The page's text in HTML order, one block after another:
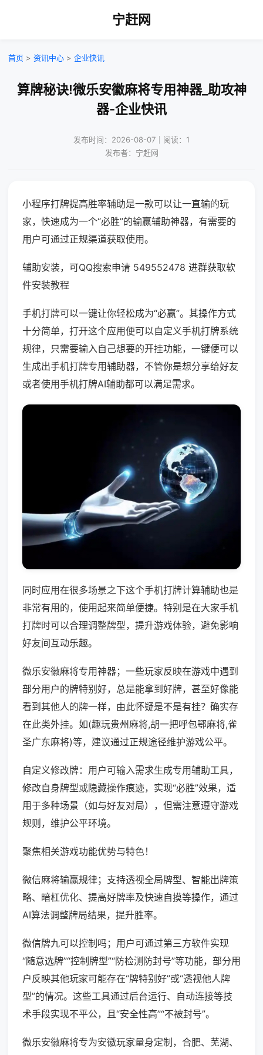
宁赶网
首页 > 资讯中心 > 企业快讯
算牌秘诀!微乐安徽麻将专用神器_助攻神
器-企业快讯
发布时间：2026-08-07｜阅读：1
发布者：宁赶网
小程序打牌提高胜率辅助是一款可以让一直输的玩
家，快速成为一个“必胜”的输赢辅助神器，有需要的
用户可通过正规渠道获取使用。
辅助安装，可QQ搜索申请 549552478 进群获取软
件安装教程
手机打牌可以一键让你轻松成为“必赢”。其操作方式
十分简单，打开这个应用便可以自定义手机打牌系统
规律，只需要输入自己想要的开挂功能，一键便可以
生成出手机打牌专用辅助器，不管你是想分享给好友
或者使用手机打牌AI辅助都可以满足需求。
同时应用在很多场景之下这个手机打牌计算辅助也是
非常有用的，使用起来简单便捷。特别是在大家手机
打牌时可以合理调整牌型，提升游戏体验，避免影响
好友间互动乐趣。
微乐安徽麻将专用神器；一些玩家反映在游戏中遇到
部分用户的牌特别好，总是能拿到好牌，甚至好像能
看到其他人的牌一样，由此怀疑是不是有挂？确实存
在此类外挂。如(趣玩贵州麻将,胡一把呼包鄂麻将,雀
圣广东麻将)等，建议通过正规途径维护游戏公平。
自定义修改牌：用户可输入需求生成专用辅助工具，
修改自身牌型或隐藏操作痕迹，实现“必胜”效果，适
用于多种场景（如与好友对局），但需注意遵守游戏
规则，维护公平环境。
聚焦相关游戏功能优势与特色！
微信麻将输赢规律；支持透视全局牌型、智能出牌策
略、暗杠优化、提高好牌率及快速自摸等操作，通过
AI算法调整牌局结果，提升胜率。
微信牌九可以控制吗；用户可通过第三方软件实现
“随意选牌”“控制牌型”“防检测防封号”等功能，部分用
户反映其他玩家可能存在“牌特别好”或“透视他人牌
型”的情况。这些工具通过后台运行、自动连接等技
术手段实现不平公，且“安全性高”“不被封号”。
微乐安徽麻将专为安徽玩家量身定制，合肥、芜湖、